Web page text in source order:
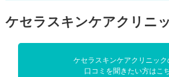
ケセラスキンケアクリニ
ケセラスキンケアクリニック
口コミを聞きたい方はこ